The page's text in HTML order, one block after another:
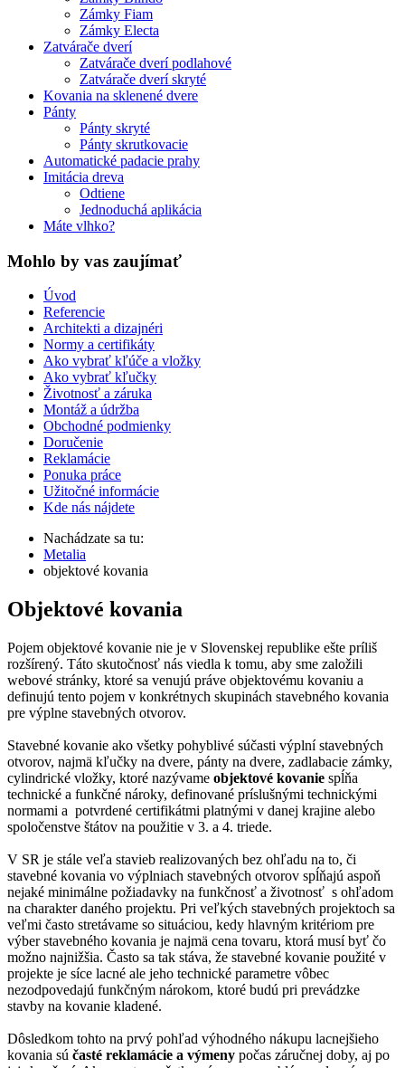
Zámky Fiam
Zámky Electa
Zatvárače dverí
Zatvárače dverí podlahové
Zatvárače dverí skryté
Kovania na sklenené dvere
Pánty
Pánty skryté
Pánty skrutkovacie
Automatické padacie prahy
Imitácia dreva
Odtiene
Jednoduchá aplikácia
Máte vlhko?
Mohlo by vas zaujímať
Úvod
Referencie
Architekti a dizajnéri
Normy a certifikáty
Ako vybrať kľúče a vložky
Ako vybrať kľučky
Životnosť a záruka
Montáž a údržba
Obchodné podmienky
Doručenie
Reklamácie
Ponuka práce
Užitočné informácie
Kde nás nájdete
Nachádzate sa tu:
Metalia
objektové kovania
Objektové kovania
Pojem objektové kovanie nie je v Slovenskej republike ešte príliš
rozšírený. Táto skutočnosť nás viedla k tomu, aby sme založili
webové stránky, ktoré sa venujú práve objektovému kovaniu a
definujú tento pojem v konkrétnych skupinách stavebného kovania
pre výplne stavebných otvorov.
Stavebné kovanie ako všetky pohyblivé súčasti výplní stavebných
otvorov, najmä kľučky na dvere, pánty na dvere, zadlabacie zámky,
cylindrické vložky, ktoré nazývame objektové kovanie spĺňa
technické a funkčné nároky, definované príslušnými technickými
normami a potvrdené certifikátmi platnými v danej krajine alebo
spoločenstve štátov na použitie v 3. a 4. triede.
V SR je stále veľa stavieb realizovaných bez ohľadu na to, či
stavebné kovania vo výplniach stavebných otvorov spĺňajú aspoň
nejaké minimálne požiadavky na funkčnosť a životnosť s ohľadom
na charakter daného projektu. Pri veľkých stavebných projektoch sa
veľmi často stretávame so situáciou, kedy hlavným kritériom pre
výber stavebného kovania je najmä cena tovaru, ktorá musí byť čo
možno najnižšia. Často sa tak stáva, že stavebné kovanie použité v
projekte je síce lacné ale jeho technické parametre vôbec
nezodpovedajú funkčným nárokom, ktoré budú pri prevádzke
stavby na kovanie kladené.
Dôsledkom tohto na prvý pohľad výhodného nákupu lacnejšieho
kovania sú časté reklamácie a výmeny počas záručnej doby, aj po